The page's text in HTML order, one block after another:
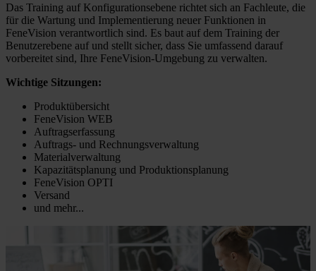
Das Training auf Konfigurationsebene richtet sich an Fachleute, die
für die Wartung und Implementierung neuer Funktionen in
FeneVision verantwortlich sind. Es baut auf dem Training der
Benutzerebene auf und stellt sicher, dass Sie umfassend darauf
vorbereitet sind, Ihre FeneVision-Umgebung zu verwalten.
Wichtige Sitzungen:
Produktübersicht
FeneVision WEB
Auftragserfassung
Auftrags- und Rechnungsverwaltung
Materialverwaltung
Kapazitätsplanung und Produktionsplanung
FeneVision OPTI
Versand
und mehr...